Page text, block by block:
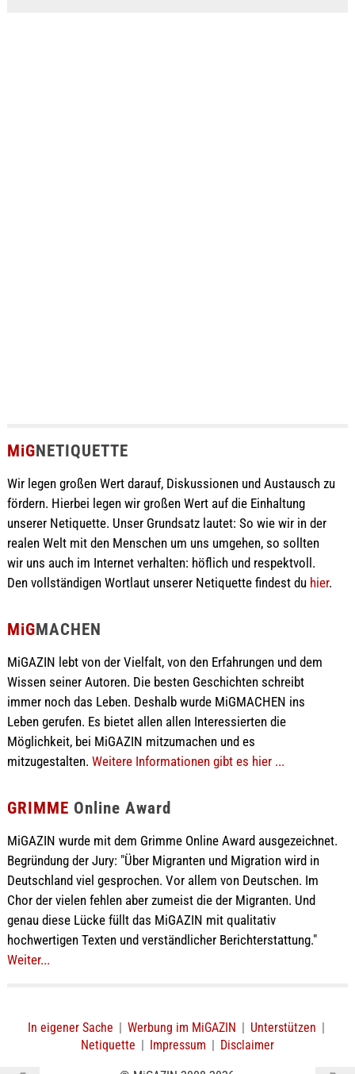
MiGNETIQUETTE
Wir legen großen Wert darauf, Diskussionen und Austausch zu
fördern. Hierbei legen wir großen Wert auf die Einhaltung
unserer Netiquette. Unser Grundsatz lautet: So wie wir in der
realen Welt mit den Menschen um uns umgehen, so sollten
wir uns auch im Internet verhalten: höflich und respektvoll.
Den vollständigen Wortlaut unserer Netiquette findest du hier.
MiGMACHEN
MiGAZIN lebt von der Vielfalt, von den Erfahrungen und dem
Wissen seiner Autoren. Die besten Geschichten schreibt
immer noch das Leben. Deshalb wurde MiGMACHEN ins
Leben gerufen. Es bietet allen allen Interessierten die
Möglichkeit, bei MiGAZIN mitzumachen und es
mitzugestalten. Weitere Informationen gibt es hier ...
GRIMME Online Award
MiGAZIN wurde mit dem Grimme Online Award ausgezeichnet.
Begründung der Jury: "Über Migranten und Migration wird in
Deutschland viel gesprochen. Vor allem von Deutschen. Im
Chor der vielen fehlen aber zumeist die der Migranten. Und
genau diese Lücke füllt das MiGAZIN mit qualitativ
hochwertigen Texten und verständlicher Berichterstattung."
Weiter...
In eigener Sache | Werbung im MiGAZIN | Unterstützen |
Netiquette | Impressum | Disclaimer